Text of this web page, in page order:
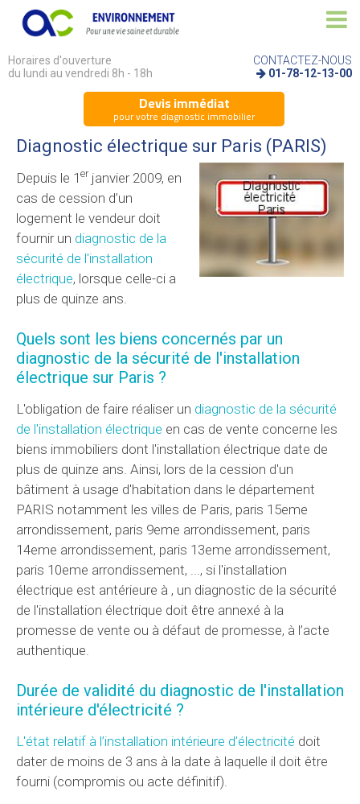
Horaires d'ouverture
du lundi au vendredi 8h - 18h
CONTACTEZ-NOUS
01-78-12-13-00
Devis immédiat
pour votre diagnostic immobilier
Diagnostic électrique sur Paris (PARIS)
Depuis le 1 erjanvier 2009, en
cas de cession d’un
logement le vendeur doit
fournir un diagnostic de la
sécurité de l'installation
électrique, lorsque celle-ci a
plus de quinze ans.
Quels sont les biens concernés par un
diagnostic de la sécurité de l'installation
électrique sur Paris ?
L'obligation de faire réaliser un diagnostic de la sécurité
de l'installation électrique en cas de vente concerne les
biens immobiliers dont l'installation électrique date de
plus de quinze ans. Ainsi, lors de la cession d'un
bâtiment à usage d'habitation dans le département
PARIS notamment les villes de Paris, paris 15eme
arrondissement, paris 9eme arrondissement, paris
14eme arrondissement, paris 13eme arrondissement,
paris 10eme arrondissement, ..., si l'installation
électrique est antérieure à , un diagnostic de la sécurité
de l'installation électrique doit être annexé à la
promesse de vente ou à défaut de promesse, à l’acte
authentique.
Durée de validité du diagnostic de l'installation
intérieure d'électricité ?
L'état relatif à l’installation intérieure d’électricité doit
dater de moins de 3 ans à la date à laquelle il doit être
fourni (compromis ou acte définitif).